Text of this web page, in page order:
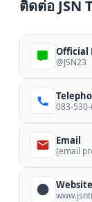
ติดต่อ JSN
Official
@JSN23
083-
Email
[email
Website